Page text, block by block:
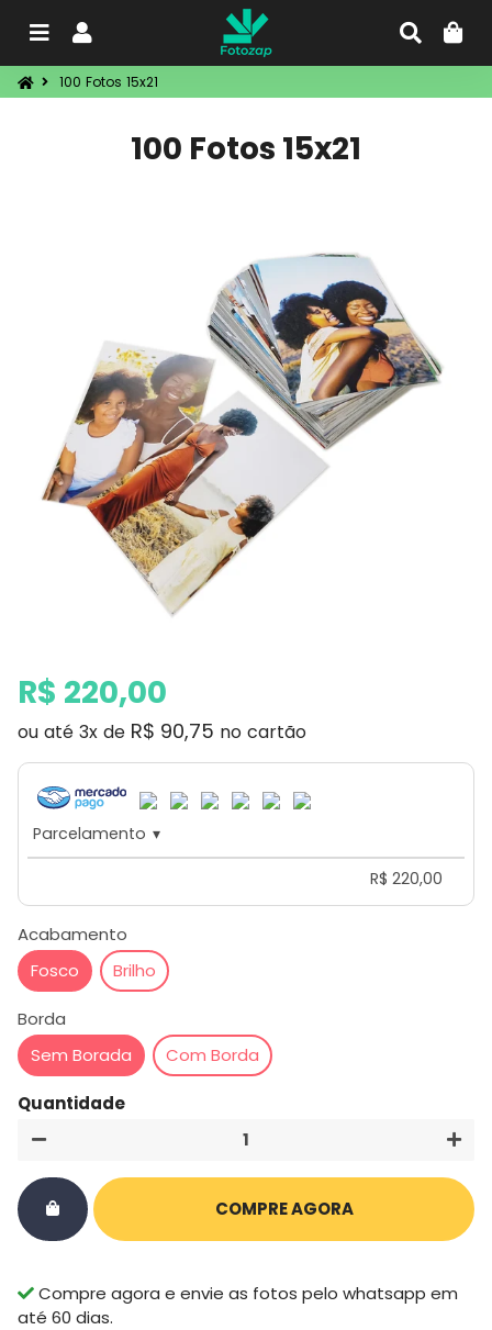
Menu
100 Fotos 15x21
100 Fotos 15x21
Preço
normal
Preço
promocional
R$ 220,00
ou até 3x de R$ 90,75 no cartão
Parcelamento ▾
R$ 220,00
Acabamento
Fosco
Brilho
Borda
Sem Borada
Com Borda
Quantidade
−
+
COMPRE AGORA
Compre agora e envie as fotos pelo whatsapp em
até 60 dias.